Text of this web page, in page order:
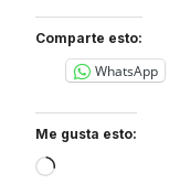
Comparte esto:
WhatsApp
Me gusta esto:
Loading…